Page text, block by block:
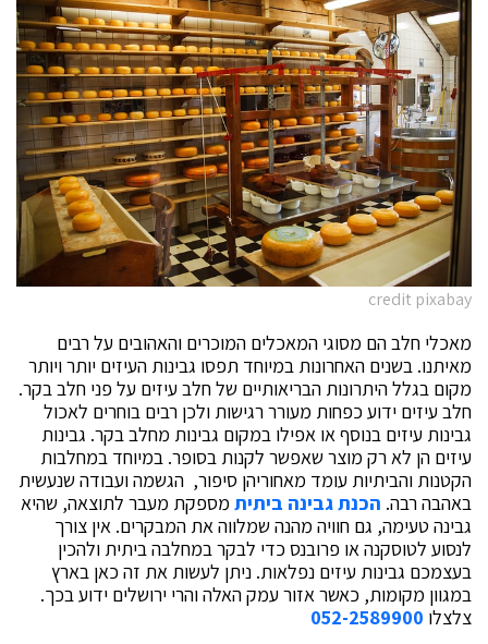
credit pixabay
מאכלי חלב הם מסוגי המאכלים המוכרים והאהובים על רבים
מאיתנו. בשנים האחרונות במיוחד תפסו גבינות העיזים יותר ויותר
מקום בגלל היתרונות הבריאותיים של חלב עיזים על פני חלב בקר.
חלב עיזים ידוע כפחות מעורר רגישות ולכן רבים בוחרים לאכול
גבינות עיזים בנוסף או אפילו במקום גבינות מחלב בקר. גבינות
עיזים הן לא רק מוצר שאפשר לקנות בסופר. במיוחד במחלבות
הקטנות והביתיות עומד מאחוריהן סיפור, הגשמה ועבודה שנעשית
באהבה רבה. הכנת גבינה ביתיתמספקת מעבר לתוצאה, שהיא
גבינה טעימה, גם חוויה מהנה שמלווה את המבקרים. אין צורך
לנסוע לטוסקנה או פרובנס כדי לבקר במחלבה ביתית ולהכין
בעצמכם גבינות עיזים נפלאות. ניתן לעשות את זה כאן בארץ
במגוון מקומות, כאשר אזור עמק האלה והרי ירושלים ידוע בכך.
צלצלו 052-2589900